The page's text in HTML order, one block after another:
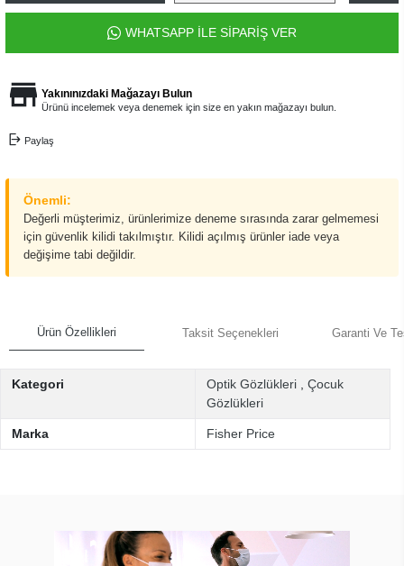
WHATSAPP İLE SİPARİŞ VER
Yakınınızdaki Mağazayı Bulun
Ürünü incelemek veya denemek için size en yakın mağazayı bulun.
Paylaş
Önemli:
Değerli müşterimiz, ürünlerimize deneme sırasında zarar gelmemesi
için güvenlik kilidi takılmıştır. Kilidi açılmış ürünler iade veya
değişime tabi değildir.
Ürün Özellikleri Taksit Seçenekleri Garanti Ve
Kategori Optik Gözlükleri
Çocuk
Gözlükleri
Marka Fisher Price